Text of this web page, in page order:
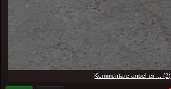
Kommentare ansehen... (2)